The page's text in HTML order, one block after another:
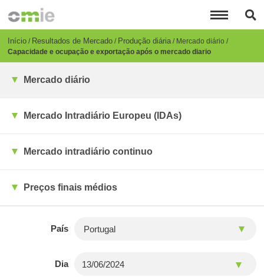
para
conteúdo
principal
Breadcrumb
Início Resultados de Mercado Produção diária Mercado diário
Capacidade e ocupação e exportação após o mercado diario
Mercado diário
Mercado Intradiário Europeu (IDAs)
Mercado intradiário continuo
Preços finais médios
País
Dia